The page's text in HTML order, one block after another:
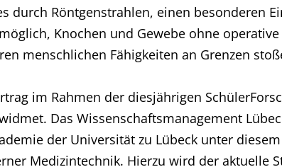
durch Röntgenstrahlen, einen besonderen
Knochen und Gewebe ohne
menschlichen Fähigkeiten an Grenzen
im Rahmen der diesjährigen
Das Wissenschaftsmanagement
der Universität zu Lübeck unter
Medizintechnik. Hierzu wird der aktuelle